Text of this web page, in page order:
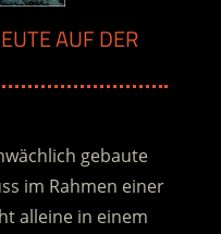
AUF DER
gebaute
im Rahmen einer
alleine in einem